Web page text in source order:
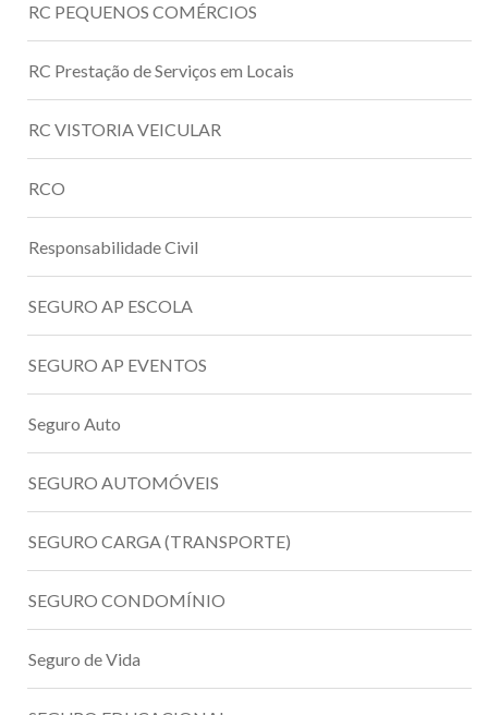
RC PEQUENOS COMÉRCIOS
RC Prestação de Serviços em Locais
RC VISTORIA VEICULAR
RCO
Responsabilidade Civil
SEGURO AP ESCOLA
SEGURO AP EVENTOS
Seguro Auto
SEGURO AUTOMÓVEIS
SEGURO CARGA (TRANSPORTE)
SEGURO CONDOMÍNIO
Seguro de Vida